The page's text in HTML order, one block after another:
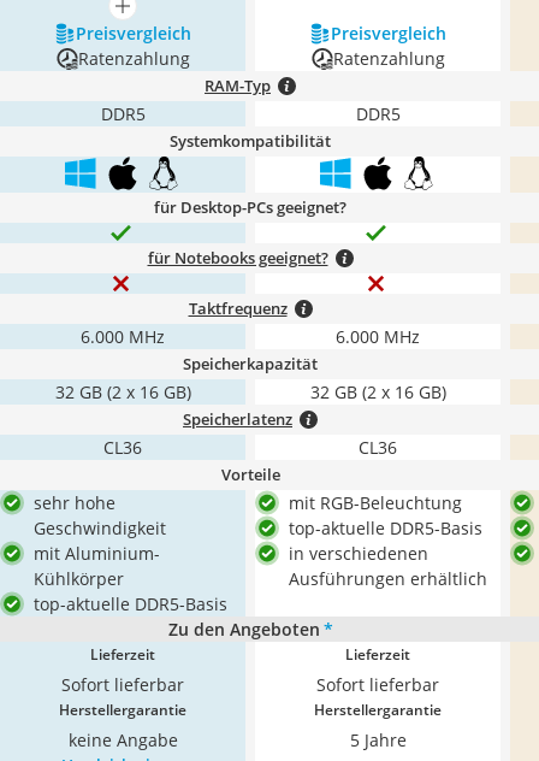
mehr anzeigen
Preis­vergleich
Preis­vergleich
Ratenzahlung
Ratenzahlung
RAM-Typ
DDR5 DDR5
Systemkompatibilität
für Desktop-PCs geeignet?
für Notebooks geeignet?
Taktfrequenz
6.000 MHz 6.000 MHz
Speicherkapazität
32 GB (2 x 16 GB) 32 GB (2 x 16 GB)
Speicherlatenz
CL36 CL36
Vorteile
sehr hohe
Geschwindigkeit
mit Aluminium-
Kühlkörper
top-aktuelle DDR5-Basis
mit RGB-Beleuchtung
top-aktuelle DDR5-Basis
in verschiedenen
Ausführungen erhältlich
Zu den Angeboten *
Lieferzeit
Sofort lieferbar
Lieferzeit
Sofort lieferbar
Herstellergarantie
keine Angabe
Herstellergarantie
5 Jahre